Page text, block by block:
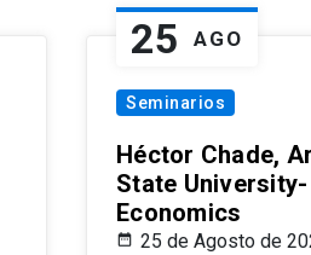
25 AGO
Seminarios
Héctor Chade,
State University-
Economics
25 de Agosto de